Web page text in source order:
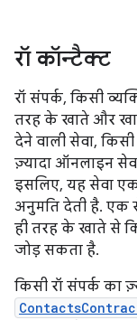
रॉ कॉन्टैक्ट
रॉ संपर्क, किसी
तरह के खाते और
देने वाली सेवा,
ज़्यादा ऑनलाइन
इसलिए, यह सेवा
अनुमति देती है. एक
ही तरह के खाते से
जोड़ सकता है.
किसी रॉ संपर्क का